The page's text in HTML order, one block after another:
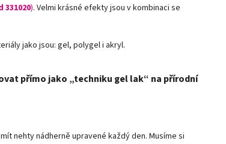
331020). Velmi krásné efekty jsou v kombinaci se
jako jsou: gel, polygel i akryl.
přímo jako „techniku gel lak“ na přírodní
nehty nádherně upravené každý den. Musíme si